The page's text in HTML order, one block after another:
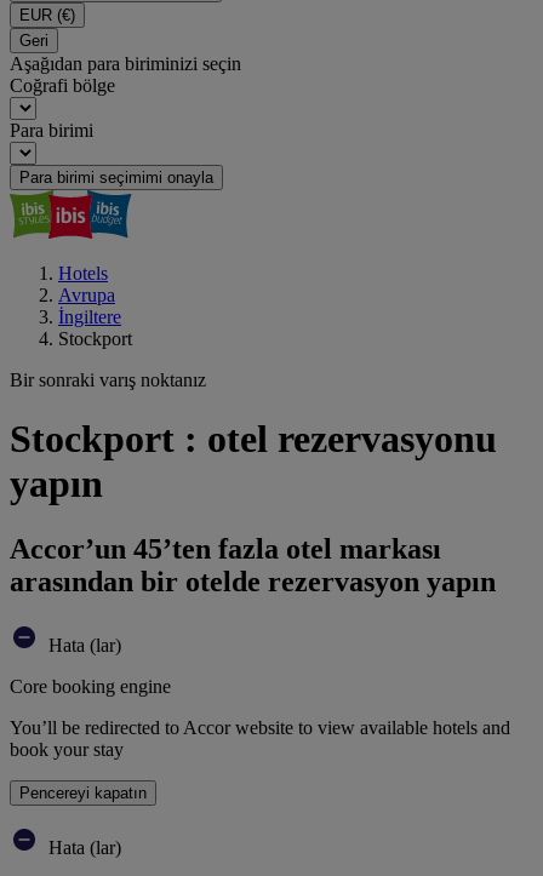
EUR (€)
Geri
Aşağıdan para biriminizi seçin
Coğrafi bölge
Para birimi
Para birimi seçimimi onayla
Hotels
Avrupa
İngiltere
Stockport
Bir sonraki varış noktanız
Stockport : otel rezervasyonu
yapın
Accor’un 45’ten fazla otel markası
arasından bir otelde rezervasyon yapın
Hata (lar)
Core booking engine
You’ll be redirected to Accor website to view available hotels and
book your stay
Pencereyi kapatın
Hata (lar)